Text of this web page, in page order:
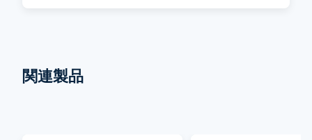
関連製品